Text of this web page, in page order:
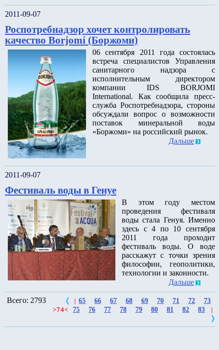
2011-09-07
Роспотребнадзор хочет контролировать
качество Borjomi (Боржоми)
06 сентября 2011 года состоялась
встреча специалистов Управления
санитарного надзора с
исполнительным директором
компании IDS BORJOMI
International. Как сообщила пресс-
служба Роспотребнадзора, стороны
обсуждали вопрос о возможности
поставок минеральной воды
«Боржоми» на российский рынок.
Дальше
2011-09-07
Фестиваль воды в Генуе
В этом году местом
проведения фестиваля
воды стала Генуя. Именно
здесь с 4 по 10 сентября
2011 года проходит
фестиваль воды. О воде
расскажут с точки зрения
философии, геополитики,
технологии и законности.
Дальше
Всего: 2793 65 66 67 68 69 70 71 72 73
>74< 75 76 77 78 79 80 81 82 83